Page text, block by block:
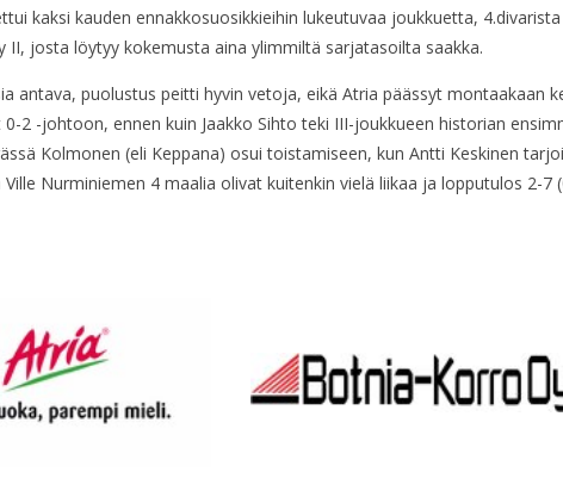
kaksi kauden ennakkosuosikkieihin lukeutuvaa joukkuetta,
II, josta löytyy kokemusta aina ylimmiltä sarjatasoilta saakka.
antava, puolustus peitti hyvin vetoja, eikä Atria päässyt montaakaan
2 -johtoon, ennen kuin Jaakko Sihto teki III-joukkueen historian
Kolmonen (eli Keppana) osui toistamiseen, kun Antti Keskinen
Nurminiemen 4 maalia olivat kuitenkin vielä liikaa ja lopputulos 2-7